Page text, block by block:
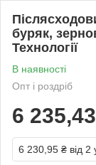
буряк,
Технології
В наявності
Опт і роздріб
6 235,43
6 230,95 ₴ від 2